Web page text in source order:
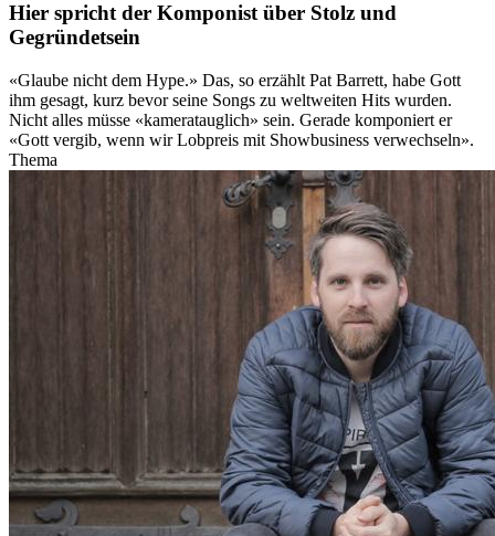
Hier spricht der Komponist über Stolz und
Gegründetsein
«Glaube nicht dem Hype.» Das, so erzählt Pat Barrett, habe Gott
ihm gesagt, kurz bevor seine Songs zu weltweiten Hits wurden.
Nicht alles müsse «kameratauglich» sein. Gerade komponiert er
«Gott vergib, wenn wir Lobpreis mit Showbusiness verwechseln».
Thema